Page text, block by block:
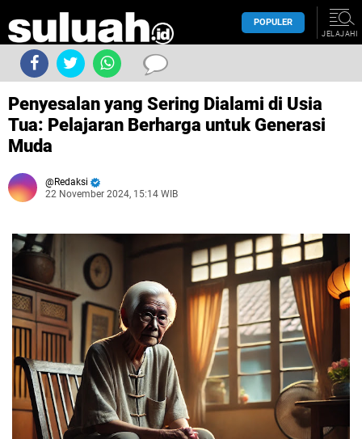
POPULER
JELAJAHI
Penyesalan yang Sering Dialami di Usia
Tua: Pelajaran Berharga untuk Generasi
Muda
Redaksi
22 November 2024, 15:14 WIB